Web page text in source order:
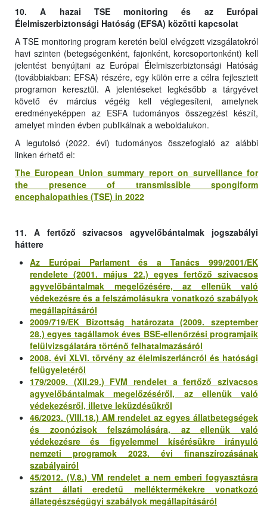
10. A hazai TSE monitoring és az Európai
Élelmiszerbiztonsági Hatóság (EFSA) közötti kapcsolat
A TSE monitoring program keretén belül elvégzett vizsgálatokról
havi szinten (betegségenként, fajonként, korcsoportonként) kell
jelentést benyújtani az Európai Élelmiszerbiztonsági Hatóság
(továbbiakban: EFSA) részére, egy külön erre a célra fejlesztett
programon keresztül. A jelentéseket legkésőbb a tárgyévet
követő év március végéig kell véglegesíteni, amelynek
eredményeképpen az ESFA tudományos összegzést készít,
amelyet minden évben publikálnak a weboldalukon.
A legutolsó (2022. évi) tudományos összefoglaló az alábbi
linken érhető el:
The European Union summary report on surveillance for
the presence of transmissible spongiform
encephalopathies (TSE) in 2022
11. A fertőző szivacsos agyvelőbántalmak jogszabályi
háttere
Az Európai Parlament és a Tanács 999/2001/EK
rendelete (2001. május 22.) egyes fertőző szivacsos
agyvelőbántalmak megelőzésére, az ellenük való
védekezésre és a felszámolásukra vonatkozó szabályok
megállapításáról
2009/719/EK Bizottság határozata (2009. szeptember
28.) egyes tagállamok éves BSE-ellenőrzési programjaik
felülvizsgálatára történő felhatalmazásáról
2008. évi XLVI. törvény az élelmiszerláncról és hatósági
felügyeletéről
179/2009. (XII.29.) FVM rendelet a fertőző szivacsos
agyvelőbántalmak megelőzéséről, az ellenük való
védekezésről, illetve leküzdésükről
46/2023. (VIII.18.) AM rendelet az egyes állatbetegségek
és zoonózisok felszámolására, az ellenük való
védekezésre és figyelemmel kísérésükre irányuló
nemzeti programok 2023. évi finanszírozásának
szabályairól
45/2012. (V.8.) VM rendelet a nem emberi fogyasztásra
szánt állati eredetű melléktermékekre vonatkozó
állategészségügyi szabályok megállapításáról